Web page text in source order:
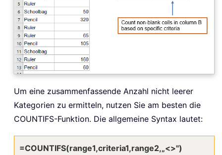
Um eine zusammenfassende Anzahl nicht leerer
Kategorien zu ermitteln, nutzen Sie am besten die
COUNTIFS-Funktion. Die allgemeine Syntax lautet:
=COUNTIFS(range1,criteria1,range2,„<>")